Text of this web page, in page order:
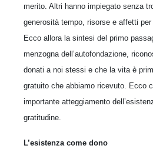
merito. Altri hanno impiegato senza
generosità tempo, risorse e affetti per
Ecco allora la sintesi del primo
menzogna dell’autofondazione,
donati a noi stessi e che la vita è
gratuito che abbiamo ricevuto. Ecco
importante atteggiamento
gratitudine.
L’esistenza come dono